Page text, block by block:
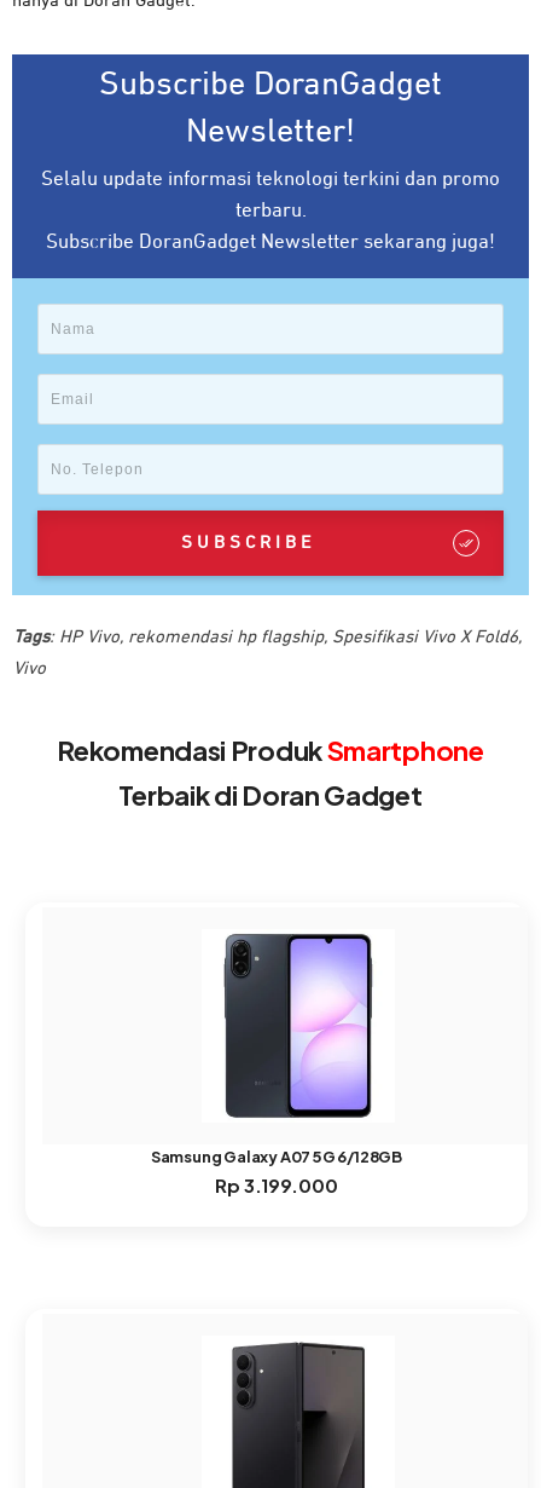
Subscribe DoranGadget
Newsletter!
Selalu update informasi teknologi terkini dan promo
terbaru.
Subscribe DoranGadget Newsletter sekarang juga!
SUBSCRIBE
Tags: HP Vivo, rekomendasi hp flagship, Spesifikasi Vivo X Fold6,
Vivo
Rekomendasi ProdukSmartphone
Terbaik di Doran Gadget
Samsung Galaxy A07 5G 6/128GB
Rp 3.199.000